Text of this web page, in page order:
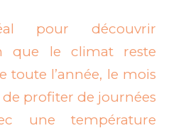
pour découvrir
que le climat reste
l’année, le mois
profiter de journées
une température